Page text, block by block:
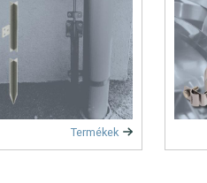
Termékek